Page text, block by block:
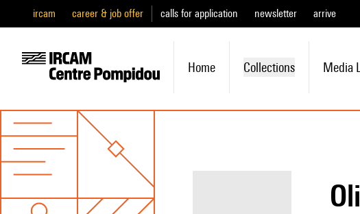
ircam career & job offer calls for application newsletter arrive
Home Collections Media